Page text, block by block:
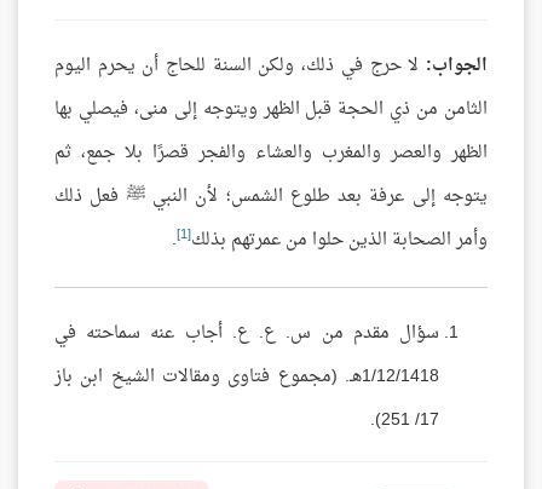
الجواب: لا حرج في ذلك، ولكن السنة للحاج أن يحرم اليوم
الثامن من ذي الحجة قبل الظهر ويتوجه إلى منى، فيصلي بها
الظهر والعصر والمغرب والعشاء والفجر قصرًا بلا جمع، ثم
يتوجه إلى عرفة بعد طلوع الشمس؛ لأن النبي ﷺ فعل ذلك
وأمر الصحابة الذين حلوا من عمرتهم بذلك[1]
.
سؤال مقدم من س. ع. ع. أجاب عنه سماحته في
1/12/1418هـ. (مجموع فتاوى ومقالات الشيخ ابن باز
17/ 251).